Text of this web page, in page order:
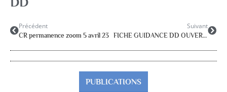
Précédent
CR permanence zoom 5 avril 23
Suivant
FICHE GUIDANCE DD OUVERTURE DE COMPTE
PUBLICATIONS